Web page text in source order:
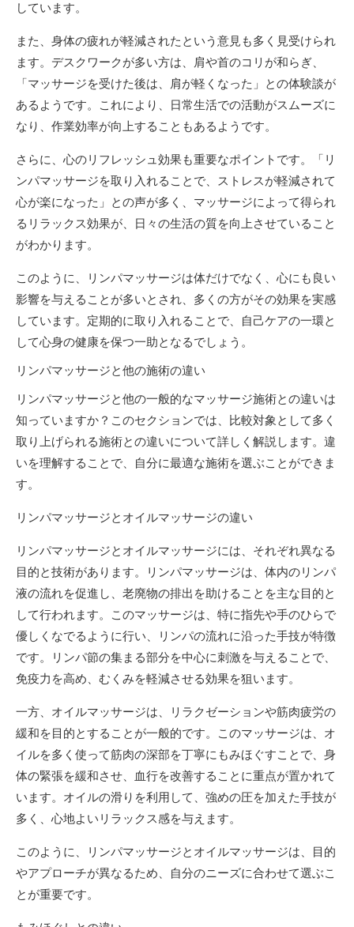
しています。
また、身体の疲れが軽減されたという意見も多く見受けられ
ます。デスクワークが多い方は、肩や首のコリが和らぎ、
「マッサージを受けた後は、肩が軽くなった」との体験談が
あるようです。これにより、日常生活での活動がスムーズに
なり、作業効率が向上することもあるようです。
さらに、心のリフレッシュ効果も重要なポイントです。「リ
ンパマッサージを取り入れることで、ストレスが軽減されて
心が楽になった」との声が多く、マッサージによって得られ
るリラックス効果が、日々の生活の質を向上させていること
がわかります。
このように、リンパマッサージは体だけでなく、心にも良い
影響を与えることが多いとされ、多くの方がその効果を実感
しています。定期的に取り入れることで、自己ケアの一環と
して心身の健康を保つ一助となるでしょう。
リンパマッサージと他の施術の違い
リンパマッサージと他の一般的なマッサージ施術との違いは
知っていますか？このセクションでは、比較対象として多く
取り上げられる施術との違いについて詳しく解説します。違
いを理解することで、自分に最適な施術を選ぶことができま
す。
リンパマッサージとオイルマッサージの違い
リンパマッサージとオイルマッサージには、それぞれ異なる
目的と技術があります。リンパマッサージは、体内のリンパ
液の流れを促進し、老廃物の排出を助けることを主な目的と
して行われます。このマッサージは、特に指先や手のひらで
優しくなでるように行い、リンパの流れに沿った手技が特徴
です。リンパ節の集まる部分を中心に刺激を与えることで、
免疫力を高め、むくみを軽減させる効果を狙います。
一方、オイルマッサージは、リラクゼーションや筋肉疲労の
緩和を目的とすることが一般的です。このマッサージは、オ
イルを多く使って筋肉の深部を丁寧にもみほぐすことで、身
体の緊張を緩和させ、血行を改善することに重点が置かれて
います。オイルの滑りを利用して、強めの圧を加えた手技が
多く、心地よいリラックス感を与えます。
このように、リンパマッサージとオイルマッサージは、目的
やアプローチが異なるため、自分のニーズに合わせて選ぶこ
とが重要です。